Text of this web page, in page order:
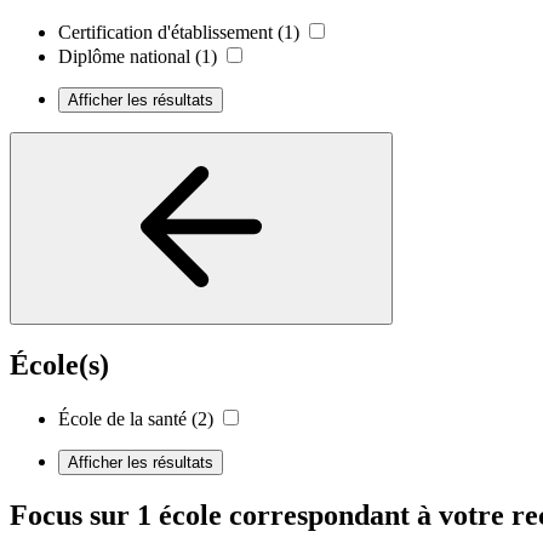
Certification d'établissement (1)
Diplôme national (1)
Afficher les résultats
École(s)
École de la santé (2)
Afficher les résultats
Focus sur 1 école correspondant à votre